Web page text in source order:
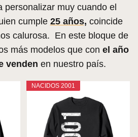
personalizar muy cuando el
cumple 25 años, coincide
calurosa. En este bloque de
más modelos que con el año
venden en nuestro país.
NACIDOS 2001